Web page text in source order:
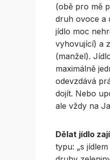
(obě pro mě
druh ovoce a
jídlo moc
vyhovující) a
(manžel).
maximálně
odevzdává
dojít. Nebo
ale vždy na
Dělat jídlo
typu: „s